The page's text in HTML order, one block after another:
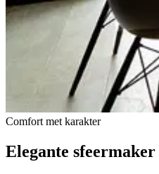
Comfort met karakter
Elegante sfeermaker